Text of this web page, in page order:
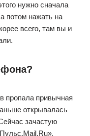
нужно сначала
потом нажать на
всего, там вы и
пропала привычная
открывалась
зачастую